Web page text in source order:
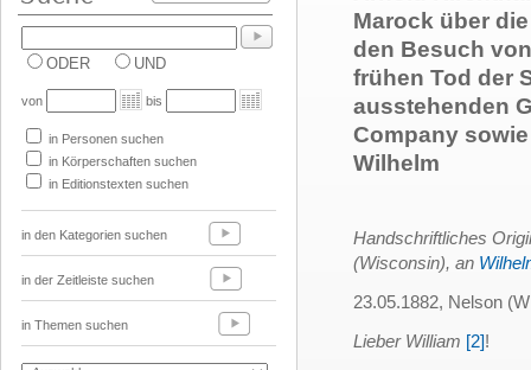
ODER UND
von bis
in Personen suchen
in Körperschaften suchen
in Editionstexten suchen
in den Kategorien suchen
in der Zeitleiste suchen
in Themen suchen
Marock über
den Besuch
frühen Tod der
ausstehenden
Company
Wilhelm
Handschriftliches
(Wisconsin), an
23.05.1882, Nelson
Lieber William [2]!